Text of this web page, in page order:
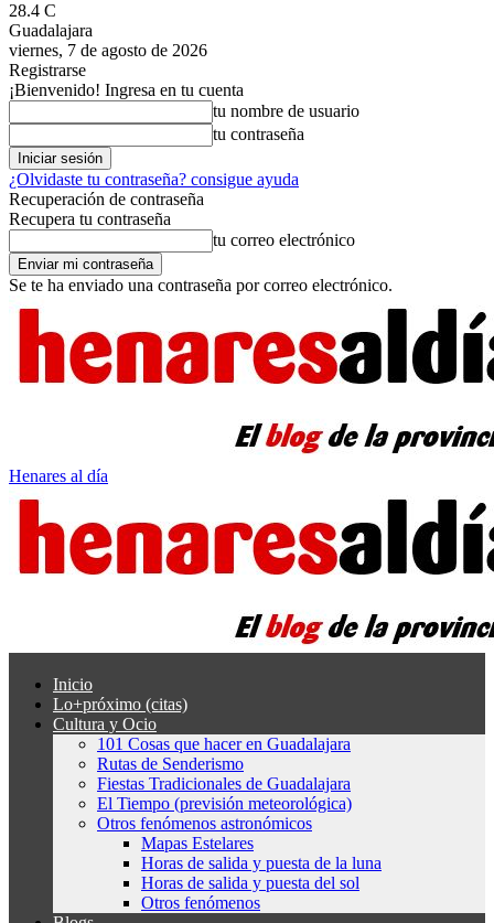
28.4 C
Guadalajara
viernes, 7 de agosto de 2026
Registrarse
¡Bienvenido! Ingresa en tu cuenta
tu nombre de usuario
tu contraseña
¿Olvidaste tu contraseña? consigue ayuda
Recuperación de contraseña
Recupera tu contraseña
tu correo electrónico
Se te ha enviado una contraseña por correo electrónico.
Henares al día
Inicio
Lo+próximo (citas)
Cultura y Ocio
101 Cosas que hacer en Guadalajara
Rutas de Senderismo
Fiestas Tradicionales de Guadalajara
El Tiempo (previsión meteorológica)
Otros fenómenos astronómicos
Mapas Estelares
Horas de salida y puesta de la luna
Horas de salida y puesta del sol
Otros fenómenos